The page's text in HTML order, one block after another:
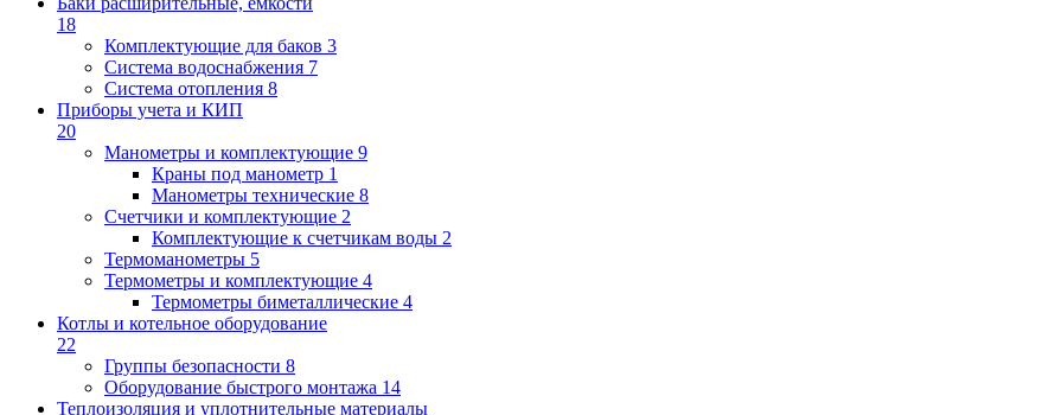
18
Комплектующие для баков 3
Система водоснабжения 7
Система отопления 8
Приборы учета и КИП
20
Манометры и комплектующие 9
Краны под манометр 1
Манометры технические 8
Счетчики и комплектующие 2
Комплектующие к счетчикам воды 2
Термоманометры 5
Термометры и комплектующие 4
Термометры биметаллические 4
Котлы и котельное оборудование
22
Группы безопасности 8
Оборудование быстрого монтажа 14
Теплоизоляция и уплотнительные материалы